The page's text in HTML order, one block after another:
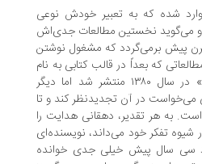
که به تعبیر خودش نوعی
نخستین مطالعات جدی‌اش
برمی‌گردد که مشغول نوشتن
بعداً در قالب کتابی به نام
«پیشگامان نقد ادبی در ایران» در سال ۱۳۸۰ منتشر شد اما دیگر
در آن تجدیدنظر کند و تا
تقدیر، دهقانی هدایت را
خود می‌داند، نویسنده‌ای
پیش خیلی جدی خوانده